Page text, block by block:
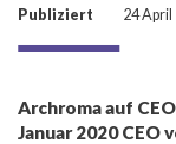
Publiziert
24 April
Archroma auf
Januar 2020